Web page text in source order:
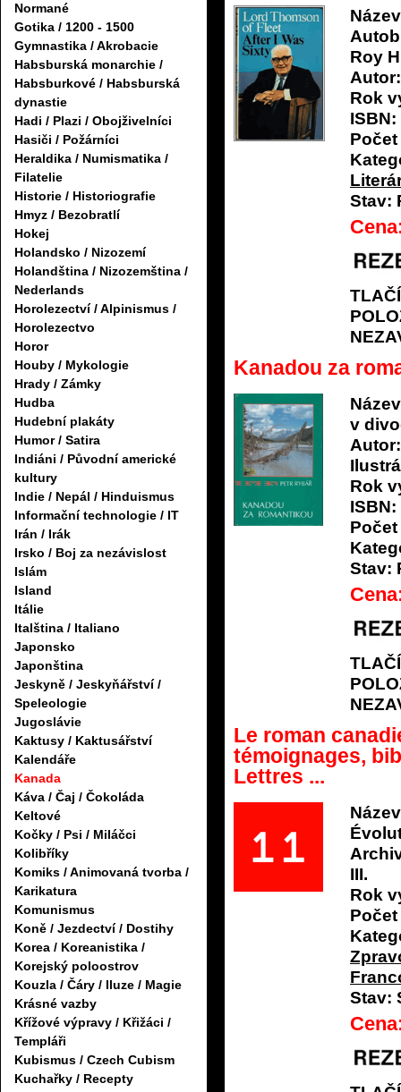
Normané
Gotika / 1200 - 1500
Gymnastika / Akrobacie
Habsburská monarchie /
Habsburkové / Habsburská
dynastie
Hadi / Plazi / Obojživelníci
Hasiči / Požárníci
Heraldika / Numismatika /
Filatelie
Historie / Historiografie
Hmyz / Bezobratlí
Hokej
Holandsko / Nizozemí
Holandština / Nizozemština /
Nederlands
Horolezectví / Alpinismus /
Horolezectvo
Horor
Houby / Mykologie
Hrady / Zámky
Hudba
Hudební plakáty
Humor / Satira
Indiáni / Původní americké
kultury
Indie / Nepál / Hinduismus
Informační technologie / IT
Irán / Irák
Irsko / Boj za nezávislost
Islám
Island
Itálie
Italština / Italiano
Japonsko
Japonština
Jeskyně / Jeskyňářství /
Speleologie
Jugoslávie
Kaktusy / Kaktusářství
Kalendáře
Kanada
Káva / Čaj / Čokoláda
Keltové
Kočky / Psi / Miláčci
Kolibříky
Komiks / Animovaná tvorba /
Karikatura
Komunismus
Koně / Jezdectví / Dostihy
Korea / Koreanistika /
Korejský poloostrov
Kouzla / Čáry / Iluze / Magie
Krásné vazby
Křížové výpravy / Křižáci /
Templáři
Kubismus / Czech Cubism
Kuchařky / Recepty
Roy
Autor:
Rok
ISBN:
Stav:
Kanadou za
v
Autor:
Rok
ISBN:
Stav:
Le roman
témoignages,
Lettres ...
III.
Rok
Stav: